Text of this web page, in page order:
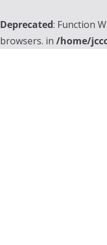
Deprecated: Function
browsers. in /home/